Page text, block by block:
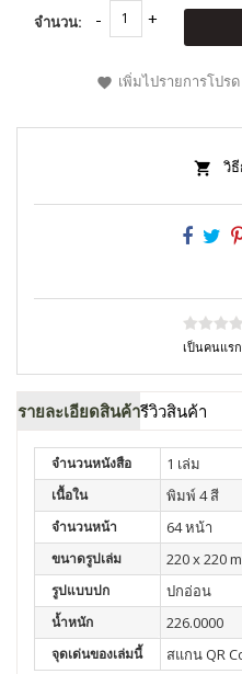
จำนวน:
เพิ่มไปรายการโปรด
วิ
เป็นคนแร
รายละเอียดสินค้ารีวิวสินค้า
จำนวนหนังสือ 1 เล่ม
เนื้อใน พิมพ์ 4 สี
จำนวนหน้า 64 หน้า
ขนาดรูปเล่ม 220 x 220
รูปแบบปก ปกอ่อน
น้ำหนัก 226.0000
จุดเด่นของเล่มนี้ สแกน QR